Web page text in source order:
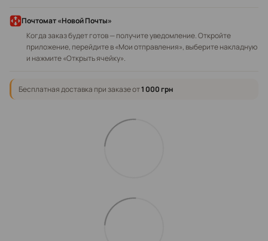
Почтомат «Новой Почты»
Когда заказ будет готов — получите уведомление. Откройте
приложение, перейдите в «Мои отправления», выберите накладную
и нажмите «Открыть ячейку».
Бесплатная доставка при заказе от1 000 грн